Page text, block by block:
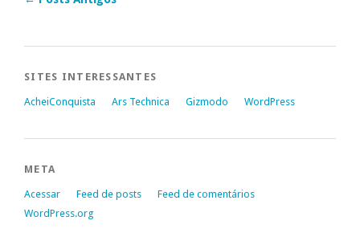
SITES INTERESSANTES
AcheiConquista Ars Technica Gizmodo WordPress
META
Acessar Feed de posts
Feed de comentários
WordPress.org